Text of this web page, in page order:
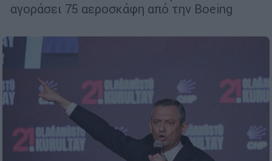
αγοράσει 75 αεροσκάφη από την Boeing